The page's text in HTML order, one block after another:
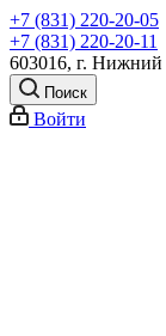
+7 (831) 220-20-05
+7 (831) 220-20-11
603016, г.
Поиск
Войти